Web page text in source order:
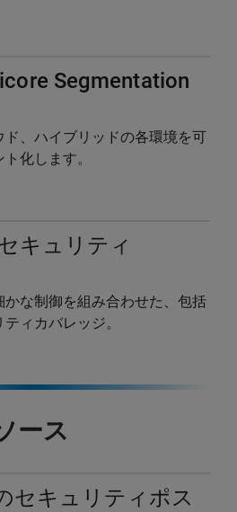
Segmentation
、ハイブリッドの各環境を可
化します。
キュリティ
な制御を組み合わせた、包括
ィカバレッジ。
ース
セキュリティポス